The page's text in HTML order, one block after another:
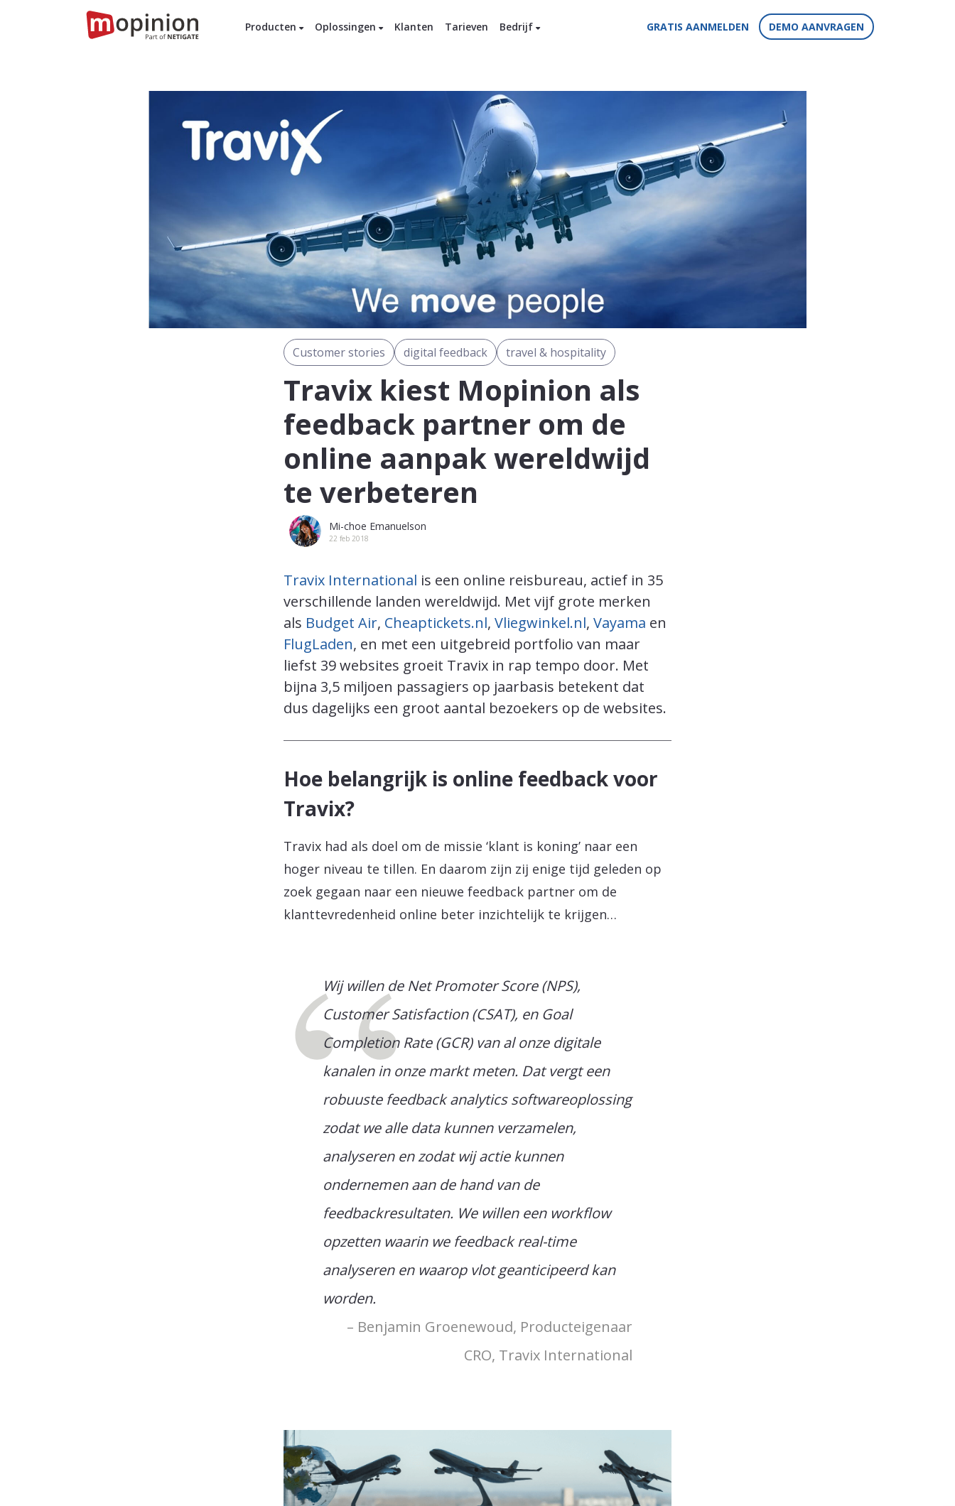
Producten Oplossingen Klanten Tarieven Bedrijf GRATIS AANMELDEN DEMO AANVRAGEN
Customer stories digital feedback travel & hospitality
Travix kiest Mopinion als
feedback partner om de
online aanpak wereldwijd
te verbeteren
Mi-choe Emanuelson
22 feb 2018
Travix International is een online reisbureau, actief in 35
verschillende landen wereldwijd. Met vijf grote merken
als Budget Air, Cheaptickets.nl, Vliegwinkel.nl, Vayama en
FlugLaden, en met een uitgebreid portfolio van maar
liefst 39 websites groeit Travix in rap tempo door. Met
bijna 3,5 miljoen passagiers op jaarbasis betekent dat
dus dagelijks een groot aantal bezoekers op de websites.
Hoe belangrijk is online feedback voor
Travix?
Travix had als doel om de missie ‘klant is koning’ naar een
hoger niveau te tillen. En daarom zijn zij enige tijd geleden op
zoek gegaan naar een nieuwe feedback partner om de
klanttevredenheid online beter inzichtelijk te krijgen…
Wij willen de Net Promoter Score (NPS),
Customer Satisfaction (CSAT), en Goal
Completion Rate (GCR) van al onze digitale
kanalen in onze markt meten. Dat vergt een
robuuste feedback analytics softwareoplossing
zodat we alle data kunnen verzamelen,
analyseren en zodat wij actie kunnen
ondernemen aan de hand van de
feedbackresultaten. We willen een workflow
opzetten waarin we feedback real-time
analyseren en waarop vlot geanticipeerd kan
worden.
– Benjamin Groenewoud, Producteigenaar
CRO, Travix International